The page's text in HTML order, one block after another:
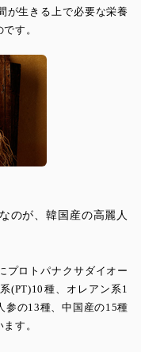
が生きる上で必要な栄養
す。
のが、韓国産の高麗人
プロトパナクサダイオー
(PT)10種、オレアン系1
参の13種、中国産の15種
す。